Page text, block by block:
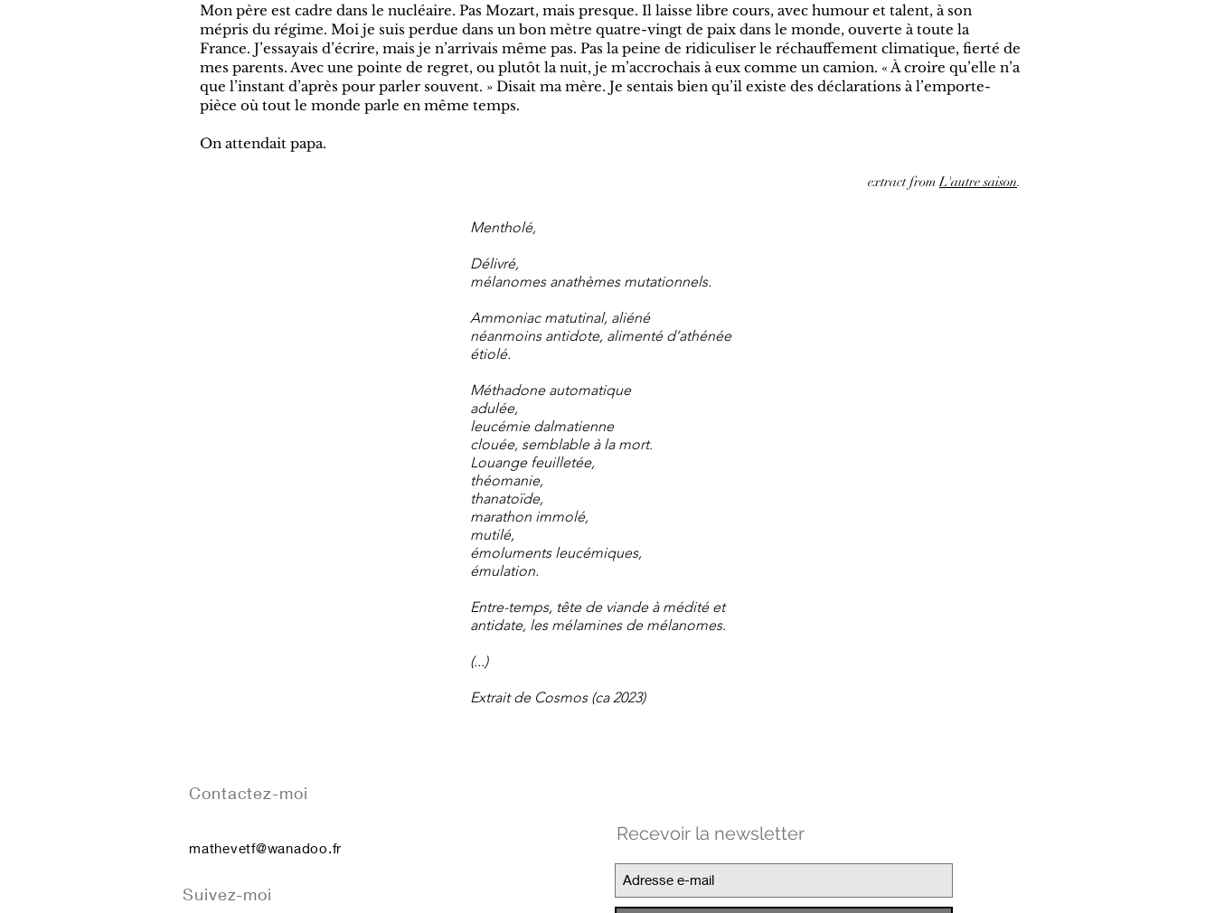
Mon père est cadre dans le nucléaire. Pas Mozart, mais presque. Il laisse libre cours, avec humour et talent, à son
mépris du régime. Moi je suis perdue dans un bon mètre quatre-vingt de paix dans le monde, ouverte à toute la
France. J’essayais d’écrire, mais je n’arrivais même pas. Pas la peine de ridiculiser le réchauffement climatique, fierté de
mes parents. Avec une pointe de regret, ou plutôt la nuit, je m’accrochais à eux comme un camion. « À croire qu’elle n’a
que l’instant d’après pour parler souvent. » Disait ma mère. Je sentais bien qu’il existe des déclarations à l’emporte-
pièce où tout le monde parle en même temps.
On attendait papa.
extract from L'autre saison.
Mentholé,
Délivré,
mélanomes anathèmes mutationnels.
Ammoniac matutinal, aliéné
néanmoins antidote, alimenté d’athénée
étiolé.
Méthadone automatique
adulée,
leucémie dalmatienne
clouée, semblable à la mort.
Louange feuilletée,
théomanie,
thanatoïde,
marathon immolé,
mutilé,
émoluments leucémiques,
émulation.
Entre-temps, tête de viande à médité et
antidate, les mélamines de mélanomes.
(...)
Extrait de Cosmos (ca 2023)
Contactez-moi
mathevetf@wanadoo.fr
Suivez-moi
Recevoir la newsletter